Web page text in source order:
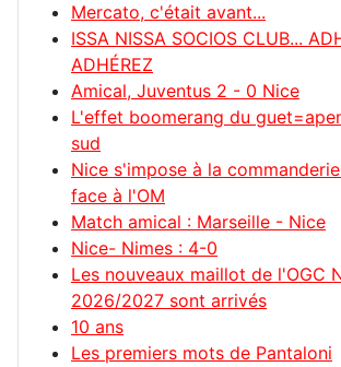
Mercato, c'était avant...
ISSA NISSA SOCIOS CLUB...
ADHÉREZ
Amical, Juventus 2 - 0 Nice
L'effet boomerang du
sud
Nice s'impose à la
face à l'OM
Match amical : Marseille - Nice
Nice- Nimes : 4-0
Les nouveaux maillot de l'OGC
2026/2027 sont arrivés
10 ans
Les premiers mots de Pantaloni